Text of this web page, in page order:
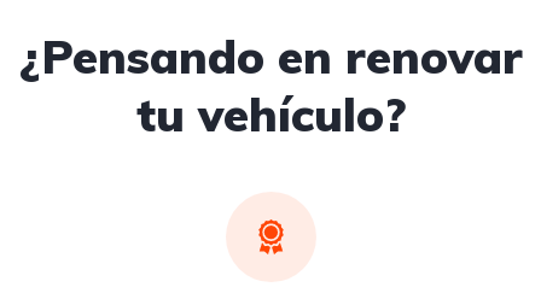
¿Pensando en renovar
tu vehículo?